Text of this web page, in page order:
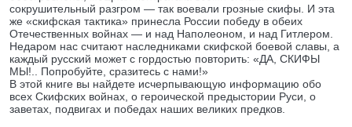
сокрушительный разгром — так воевали грозные скифы. И эта
же «скифская тактика» принесла России победу в обеих
Отечественных войнах — и над Наполеоном, и над Гитлером.
Недаром нас считают наследниками скифской боевой славы, а
каждый русский может с гордостью повторить: «ДА, СКИФЫ
МЫ!.. Попробуйте, сразитесь с нами!»
В этой книге вы найдете исчерпывающую информацию обо
всех Скифских войнах, о героической предыстории Руси, о
заветах, подвигах и победах наших великих предков.